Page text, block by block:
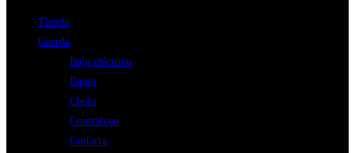
Tienda
Cuerda
Bajo eléctrico
Banjo
Chelo
Contrabajo
Guitarra